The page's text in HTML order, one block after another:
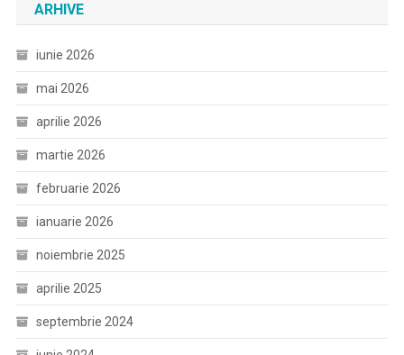
ARHIVE
iunie 2026
mai 2026
aprilie 2026
martie 2026
februarie 2026
ianuarie 2026
noiembrie 2025
aprilie 2025
septembrie 2024